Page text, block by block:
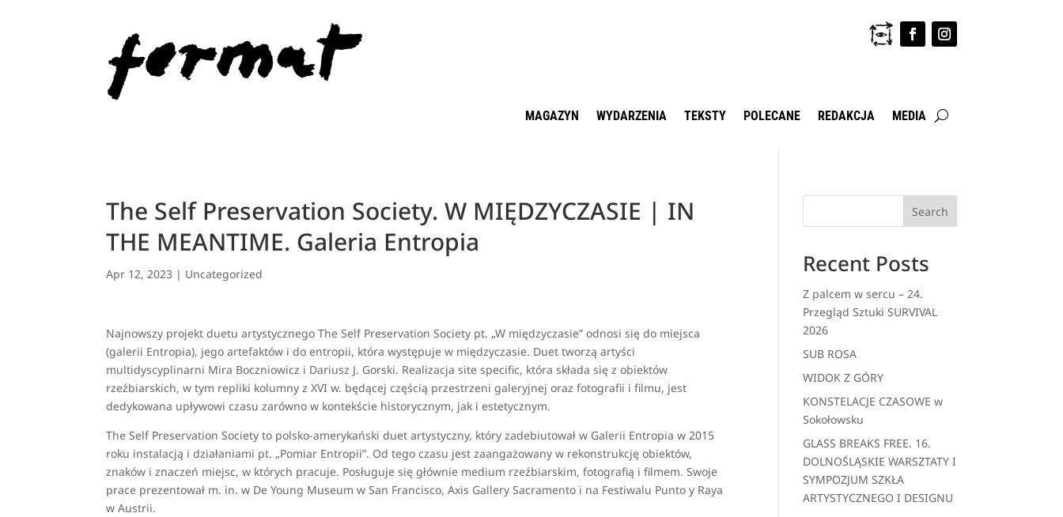
MAGAZYN WYDARZENIA TEKSTY POLECANE REDAKCJA MEDIA
The Self Preservation Society. W MIĘDZYCZASIE | IN
THE MEANTIME. Galeria Entropia
Apr 12, 2023 | Uncategorized
Najnowszy projekt duetu artystycznego The Self Preservation Society pt. „W międzyczasie” odnosi się do miejsca
(galerii Entropia), jego artefaktów i do entropii, która występuje w międzyczasie. Duet tworzą artyści
multidyscyplinarni Mira Boczniowicz i Dariusz J. Gorski. Realizacja site specific, która składa się z obiektów
rzeźbiarskich, w tym repliki kolumny z XVI w. będącej częścią przestrzeni galeryjnej oraz fotografii i filmu, jest
dedykowana upływowi czasu zarówno w kontekście historycznym, jak i estetycznym.
The Self Preservation Society to polsko-amerykański duet artystyczny, który zadebiutował w Galerii Entropia w 2015
roku instalacją i działaniami pt. „Pomiar Entropii”. Od tego czasu jest zaangażowany w rekonstrukcję obiektów,
znaków i znaczeń miejsc, w których pracuje. Posługuje się głównie medium rzeźbiarskim, fotografią i filmem. Swoje
prace prezentował m. in. w De Young Museum w San Francisco, Axis Gallery Sacramento i na Festiwalu Punto y Raya
w Austrii.
Search
Recent Posts
Z palcem w sercu – 24.
Przegląd Sztuki SURVIVAL
2026
SUB ROSA
WIDOK Z GÓRY
KONSTELACJE CZASOWE w
Sokołowsku
GLASS BREAKS FREE. 16.
DOLNOŚLĄSKIE WARSZTATY I
SYMPOZJUM SZKŁA
ARTYSTYCZNEGO I DESIGNU